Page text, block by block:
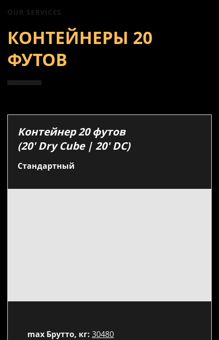
OUR SERVICES
КОНТЕЙНЕРЫ 20
ФУТОВ
Контейнер 20 футов
(20′ Dry Cube | 20′ DC)
Стандартный
max Брутто, кг: 30480